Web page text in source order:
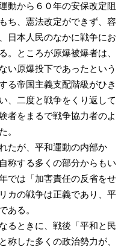
動から６０年の安保改定阻
ち、憲法改定ができず、容
日本人民のなかに戦争にお
。ところが原爆被爆者は、
い原爆投下であったという
る帝国主義支配階級がひき
、二度と戦争をくり返して
者をまるで戦争協力者のよ
。
たが、平和運動の内部か
称する多くの部分からもい
では「加害責任の反省をせ
カの戦争は正義であり、平
ある。
るときに、戦後「平和と民
称した多くの政治勢力が、